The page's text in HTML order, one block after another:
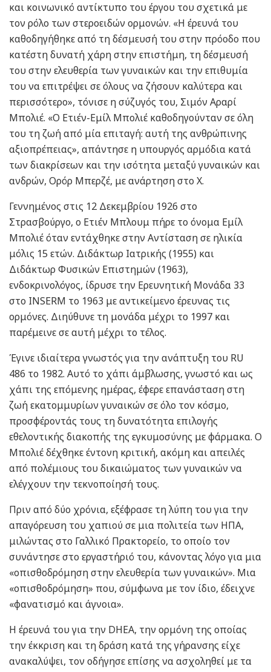
και κοινωνικό αντίκτυπο του έργου του σχετικά με
τον ρόλο των στεροειδών ορμονών. «Η έρευνά του
καθοδηγήθηκε από τη δέσμευσή του στην πρόοδο που
κατέστη δυνατή χάρη στην επιστήμη, τη δέσμευσή
του στην ελευθερία των γυναικών και την επιθυμία
του να επιτρέψει σε όλους να ζήσουν καλύτερα και
περισσότερο», τόνισε η σύζυγός του, Σιμόν Αραρί
Μπολιέ. «Ο Ετιέν-Εμίλ Μπολιέ καθοδηγούνταν σε όλη
του τη ζωή από μία επιταγή: αυτή της ανθρώπινης
αξιοπρέπειας», απάντησε η υπουργός αρμόδια κατά
των διακρίσεων και την ισότητα μεταξύ γυναικών και
ανδρών, Ορόρ Μπερζέ, με ανάρτηση στο X.
Γεννημένος στις 12 Δεκεμβρίου 1926 στο
Στρασβούργο, ο Ετιέν Μπλουμ πήρε το όνομα Εμίλ
Μπολιέ όταν εντάχθηκε στην Αντίσταση σε ηλικία
μόλις 15 ετών. Διδάκτωρ Ιατρικής (1955) και
Διδάκτωρ Φυσικών Επιστημών (1963),
ενδοκρινολόγος, ίδρυσε την Ερευνητική Μονάδα 33
στο INSERM το 1963 με αντικείμενο έρευνας τις
ορμόνες. Διηύθυνε τη μονάδα μέχρι το 1997 και
παρέμεινε σε αυτή μέχρι το τέλος.
Έγινε ιδιαίτερα γνωστός για την ανάπτυξη του RU
486 το 1982. Αυτό το χάπι άμβλωσης, γνωστό και ως
χάπι της επόμενης ημέρας, έφερε επανάσταση στη
ζωή εκατομμυρίων γυναικών σε όλο τον κόσμο,
προσφέροντάς τους τη δυνατότητα επιλογής
εθελοντικής διακοπής της εγκυμοσύνης με φάρμακα. Ο
Μπολιέ δέχθηκε έντονη κριτική, ακόμη και απειλές
από πολέμιους του δικαιώματος των γυναικών να
ελέγχουν την τεκνοποίησή τους.
Πριν από δύο χρόνια, εξέφρασε τη λύπη του για την
απαγόρευση του χαπιού σε μια πολιτεία των ΗΠΑ,
μιλώντας στο Γαλλικό Πρακτορείο, το οποίο τον
συνάντησε στο εργαστήριό του, κάνοντας λόγο για μια
«οπισθοδρόμηση στην ελευθερία των γυναικών». Μια
«οπισθοδρόμηση» που, σύμφωνα με τον ίδιο, έδειχνε
«φανατισμό και άγνοια».
Η έρευνά του για την DHEA, την ορμόνη της οποίας
την έκκριση και τη δράση κατά της γήρανσης είχε
ανακαλύψει, τον οδήγησε επίσης να ασχοληθεί με τα